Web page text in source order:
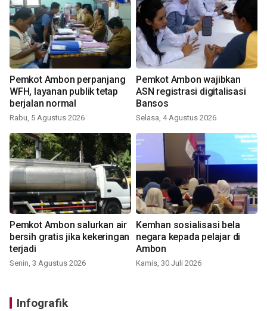
Pemkot Ambon perpanjang
WFH, layanan publik tetap
berjalan normal
Rabu, 5 Agustus 2026
Pemkot Ambon wajibkan
ASN registrasi digitalisasi
Bansos
Selasa, 4 Agustus 2026
Pemkot Ambon salurkan air
bersih gratis jika kekeringan
terjadi
Senin, 3 Agustus 2026
Kemhan sosialisasi bela
negara kepada pelajar di
Ambon
Kamis, 30 Juli 2026
Infografik